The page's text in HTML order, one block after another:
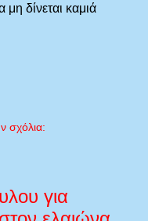
μη δίνεται καμιά
σχόλια:
για